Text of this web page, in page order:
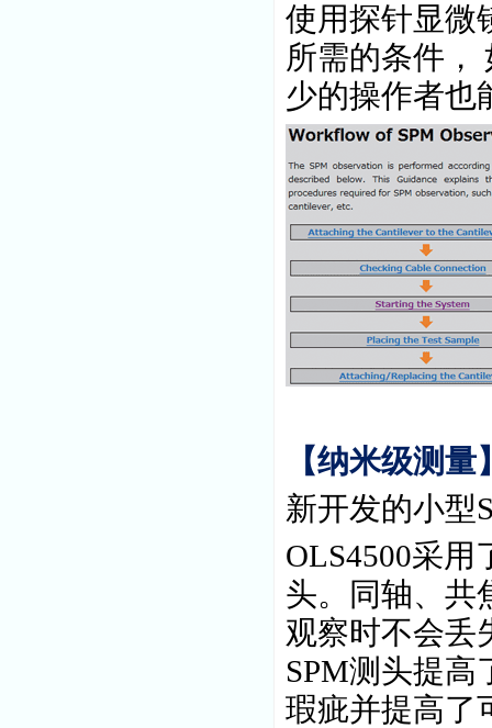
使用探针显微
所需的条件，
少的操作者也
【纳米级测量
新开发的小型
OLS4500采用
头。同轴、共
观察时不会丢
SPM测头提高
瑕疵并提高了